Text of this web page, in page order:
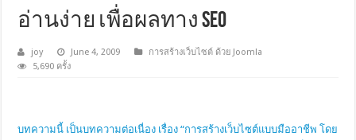
อ่านง่าย เพื่อผลทาง SEO
joy June 4, 2009
การสร้างเว็บไซต์ ด้วย Joomla
5,690 ครั้ง
บทความนี้ เป็นบทความต่อเนื่อง เรื่อง “การสร้างเว็บไซต์แบบมืออาชีพ โดย